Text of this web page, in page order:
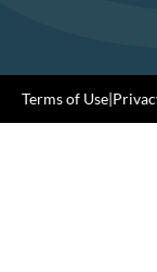
Terms of Use